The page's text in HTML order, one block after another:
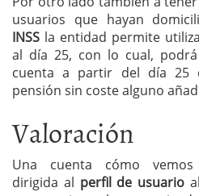
usuarios que hayan
INSS la entidad permite
al día 25, con lo cual,
cuenta a partir del día 25
pensión sin coste alguno
Valoración
Una cuenta cómo vemos
dirigida al perfil de usuario